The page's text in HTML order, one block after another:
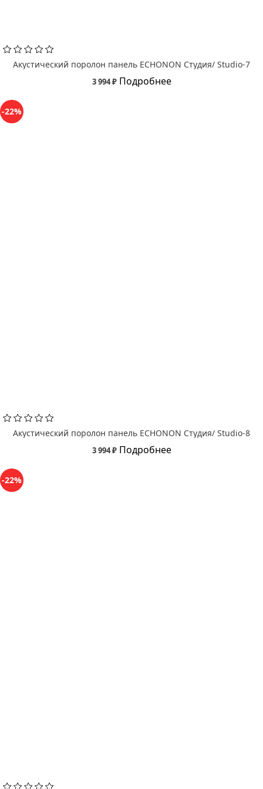
Акустический поролон панель ECHONON Студия/ Studio-7
3 994 ₽ Подробнее
-22%
Акустический поролон панель ECHONON Студия/ Studio-8
3 994 ₽ Подробнее
-22%